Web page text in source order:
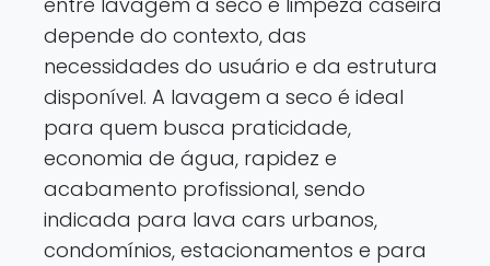
depende do contexto, das
necessidades do usuário e da estrutura
disponível. A lavagem a seco é ideal
para quem busca praticidade,
economia de água, rapidez e
acabamento profissional, sendo
indicada para lava cars urbanos,
condomínios, estacionamentos e para